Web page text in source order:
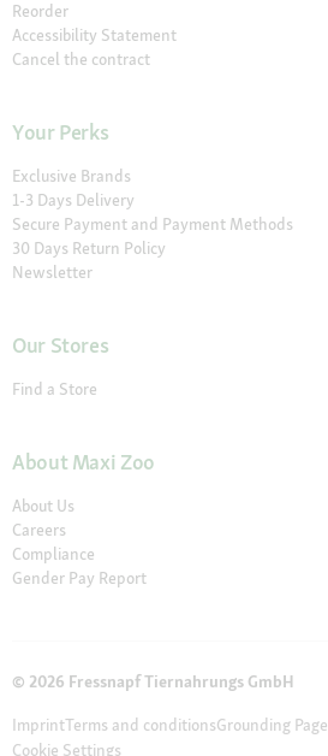
Reorder
Accessibility Statement
Cancel the contract
Your Perks
Exclusive Brands
1-3 Days Delivery
Secure Payment and Payment Methods
30 Days Return Policy
Newsletter
Our Stores
Find a Store
About Maxi Zoo
About Us
Careers
Compliance
Gender Pay Report
© 2026 Fressnapf Tiernahrungs GmbH
ImprintTerms and conditionsGrounding Page
Cookie Settings